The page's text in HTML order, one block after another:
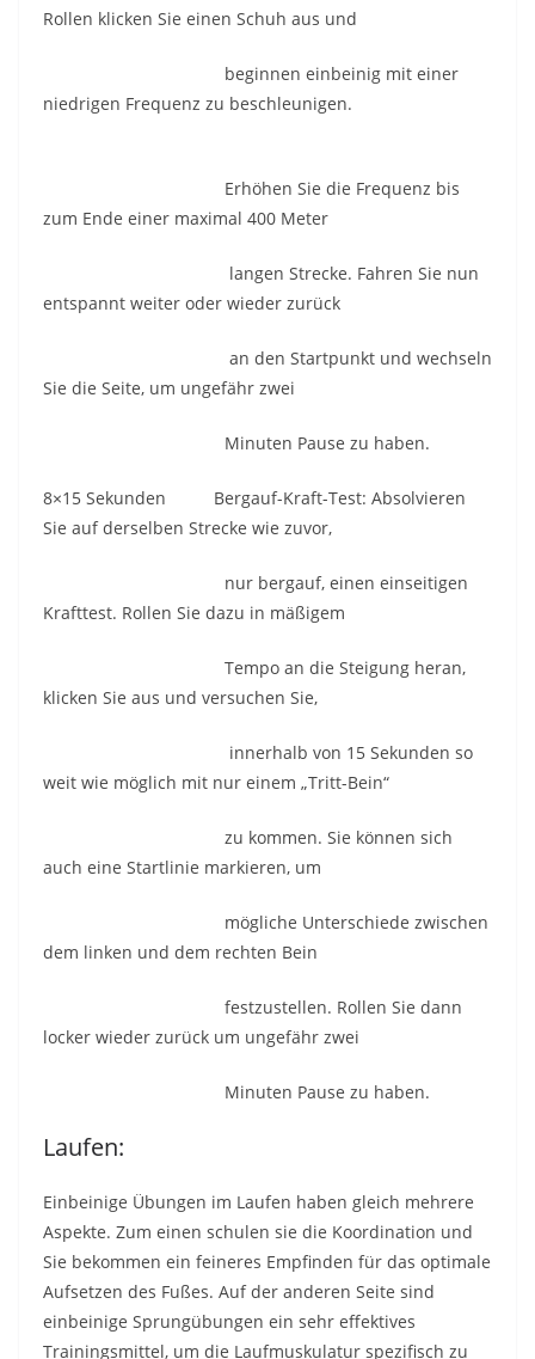
Rollen klicken Sie einen Schuh aus und
beginnen einbeinig mit einer
niedrigen Frequenz zu beschleunigen.
Erhöhen Sie die Frequenz bis
zum Ende einer maximal 400 Meter
langen Strecke. Fahren Sie nun
entspannt weiter oder wieder zurück
an den Startpunkt und wechseln
Sie die Seite, um ungefähr zwei
Minuten Pause zu haben.
8×15 Sekunden Bergauf-Kraft-Test: Absolvieren
Sie auf derselben Strecke wie zuvor,
nur bergauf, einen einseitigen
Krafttest. Rollen Sie dazu in mäßigem
Tempo an die Steigung heran,
klicken Sie aus und versuchen Sie,
innerhalb von 15 Sekunden so
weit wie möglich mit nur einem „Tritt-Bein“
zu kommen. Sie können sich
auch eine Startlinie markieren, um
mögliche Unterschiede zwischen
dem linken und dem rechten Bein
festzustellen. Rollen Sie dann
locker wieder zurück um ungefähr zwei
Minuten Pause zu haben.
Laufen:
Einbeinige Übungen im Laufen haben gleich mehrere
Aspekte. Zum einen schulen sie die Koordination und
Sie bekommen ein feineres Empfinden für das optimale
Aufsetzen des Fußes. Auf der anderen Seite sind
einbeinige Sprungübungen ein sehr effektives
Trainingsmittel, um die Laufmuskulatur spezifisch zu